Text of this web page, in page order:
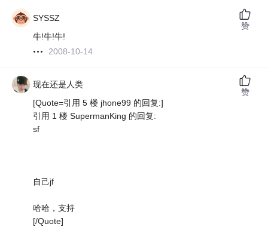
SYSSZ
牛!牛!牛!
2008-10-14
赞
现在还是人类
[Quote=引用 5 楼 jhone99 的回复:]
引用 1 楼 SupermanKing 的回复:
sf
自己jf
哈哈，支持
[/Quote]
赞